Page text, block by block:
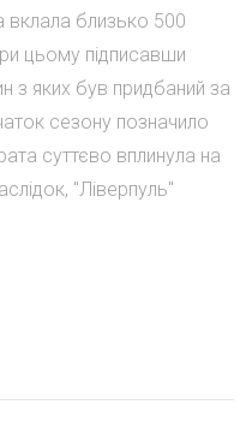
близько 500
цьому підписавши
з яких був придбаний за
сезону позначило
суттєво вплинула на
"Ліверпуль"